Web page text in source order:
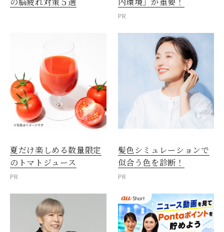
PR
夏だけ楽しめる数量限定
のトマトジュース
PR
髪色シミュレーションで
似合う色を診断！
PR